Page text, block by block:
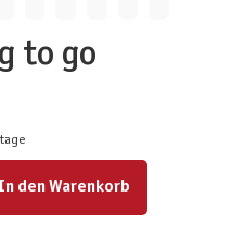
to go
die Schaltflächen um die Anzahl zu
In den Warenkorb